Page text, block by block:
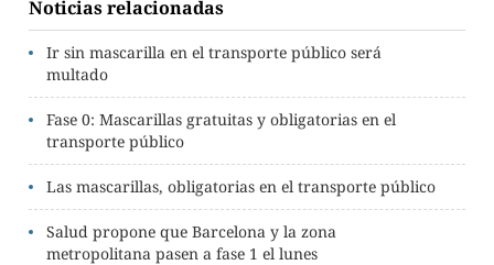
Noticias relacionadas
Ir sin mascarilla en el transporte público será
multado
Fase 0: Mascarillas gratuitas y obligatorias en el
transporte público
Las mascarillas, obligatorias en el transporte público
Salud propone que Barcelona y la zona
metropolitana pasen a fase 1 el lunes